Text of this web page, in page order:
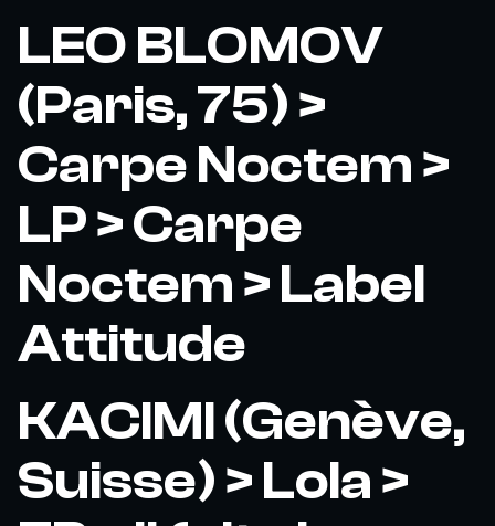
LEO BLOMOV
(Paris, 75) >
Carpe Noctem >
LP > Carpe
Noctem > Label
Attitude
KACIMI (Genève,
Suisse) > Lola >